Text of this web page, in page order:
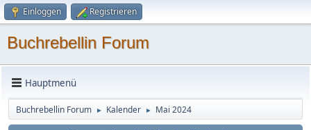
Einloggen Registrieren
Buchrebellin Forum
Hauptmenü
Buchrebellin Forum ► Kalender ► Mai 2024